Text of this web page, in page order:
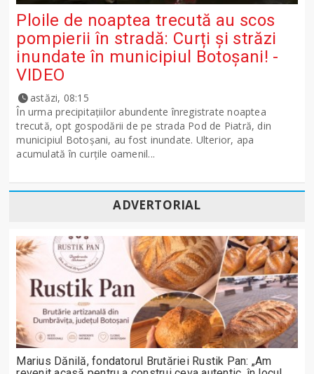
Ploile de noaptea trecută au scos
pompierii în stradă: Curți și străzi
inundate în municipiul Botoșani! -
VIDEO
astăzi, 08:15
În urma precipitațiilor abundente înregistrate noaptea
trecută, opt gospodării de pe strada Pod de Piatră, din
municipiul Botoșani, au fost inundate. Ulterior, apa
acumulată în curțile oamenil...
ADVERTORIAL
Marius Dănilă, fondatorul Brutăriei Rustik Pan: „Am